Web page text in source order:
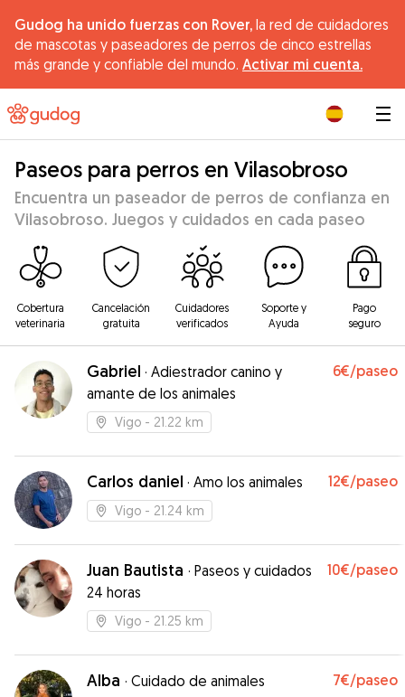
Gudog ha unido fuerzas con Rover, la red de cuidadores
de mascotas y paseadores de perros de cinco estrellas
más grande y confiable del mundo. Activar mi cuenta.
Paseos para perros en Vilasobroso
Encuentra un paseador de perros de confianza en
Vilasobroso. Juegos y cuidados en cada paseo
Cobertura
veterinaria
Cancelación
gratuita
Cuidadores
verificados
Soporte y
Ayuda
Pago
seguro
Gabriel · Adiestrador canino y
amante de los animales
6€/paseo
Vigo - 21.22 km
Carlos daniel · Amo los animales 12€/paseo
Vigo - 21.24 km
Juan Bautista · Paseos y cuidados
24 horas
10€/paseo
Vigo - 21.25 km
Alba · Cuidado de animales 7€/paseo